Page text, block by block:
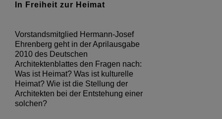
In Freiheit zur Heimat
Vorstandsmitglied Hermann-Josef
Ehrenberg geht in der Aprilausgabe
2010 des Deutschen
Architektenblattes den Fragen nach:
Was ist Heimat? Was ist kulturelle
Heimat? Wie ist die Stellung der
Architekten bei der Entstehung einer
solchen?